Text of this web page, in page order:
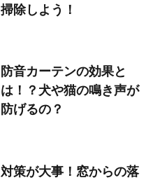
掃除しよう！
防音カーテンの効果と
は！？犬や猫の鳴き声が
防げるの？
対策が大事！窓からの落